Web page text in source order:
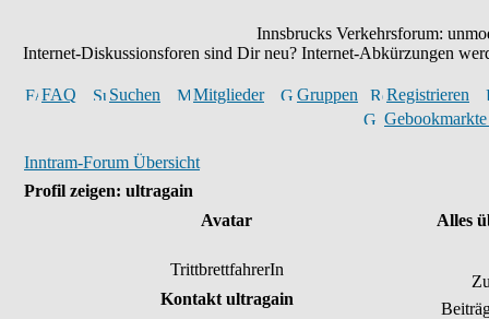
Innsbrucks Verkehrsforum:
Internet-Diskussionsforen sind Dir neu? Internet-Abkürzungen
FAQ Suchen Mitglieder Gruppen
Registrieren
Inntram-Forum Übersicht
Profil zeigen: ultragain
Avatar
Alles
TrittbrettfahrerIn
Kontakt ultragain